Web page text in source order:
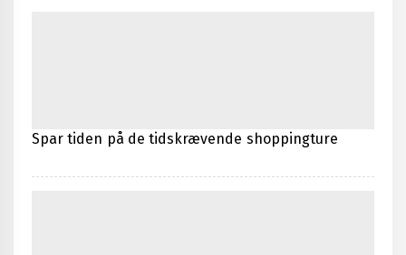
Spar tiden på de tidskrævende shoppingture